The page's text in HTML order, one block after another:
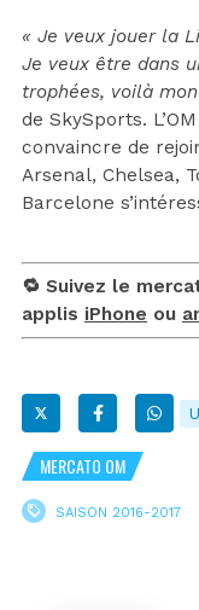
« Je veux jouer la
Je veux être dans
trophées, voilà
de SkySports.
convaincre de
Arsenal, Chelsea,
Barcelone
🔁 Suivez le
applis iPhone ou
MERCATO OM
SAISON 2016-2017